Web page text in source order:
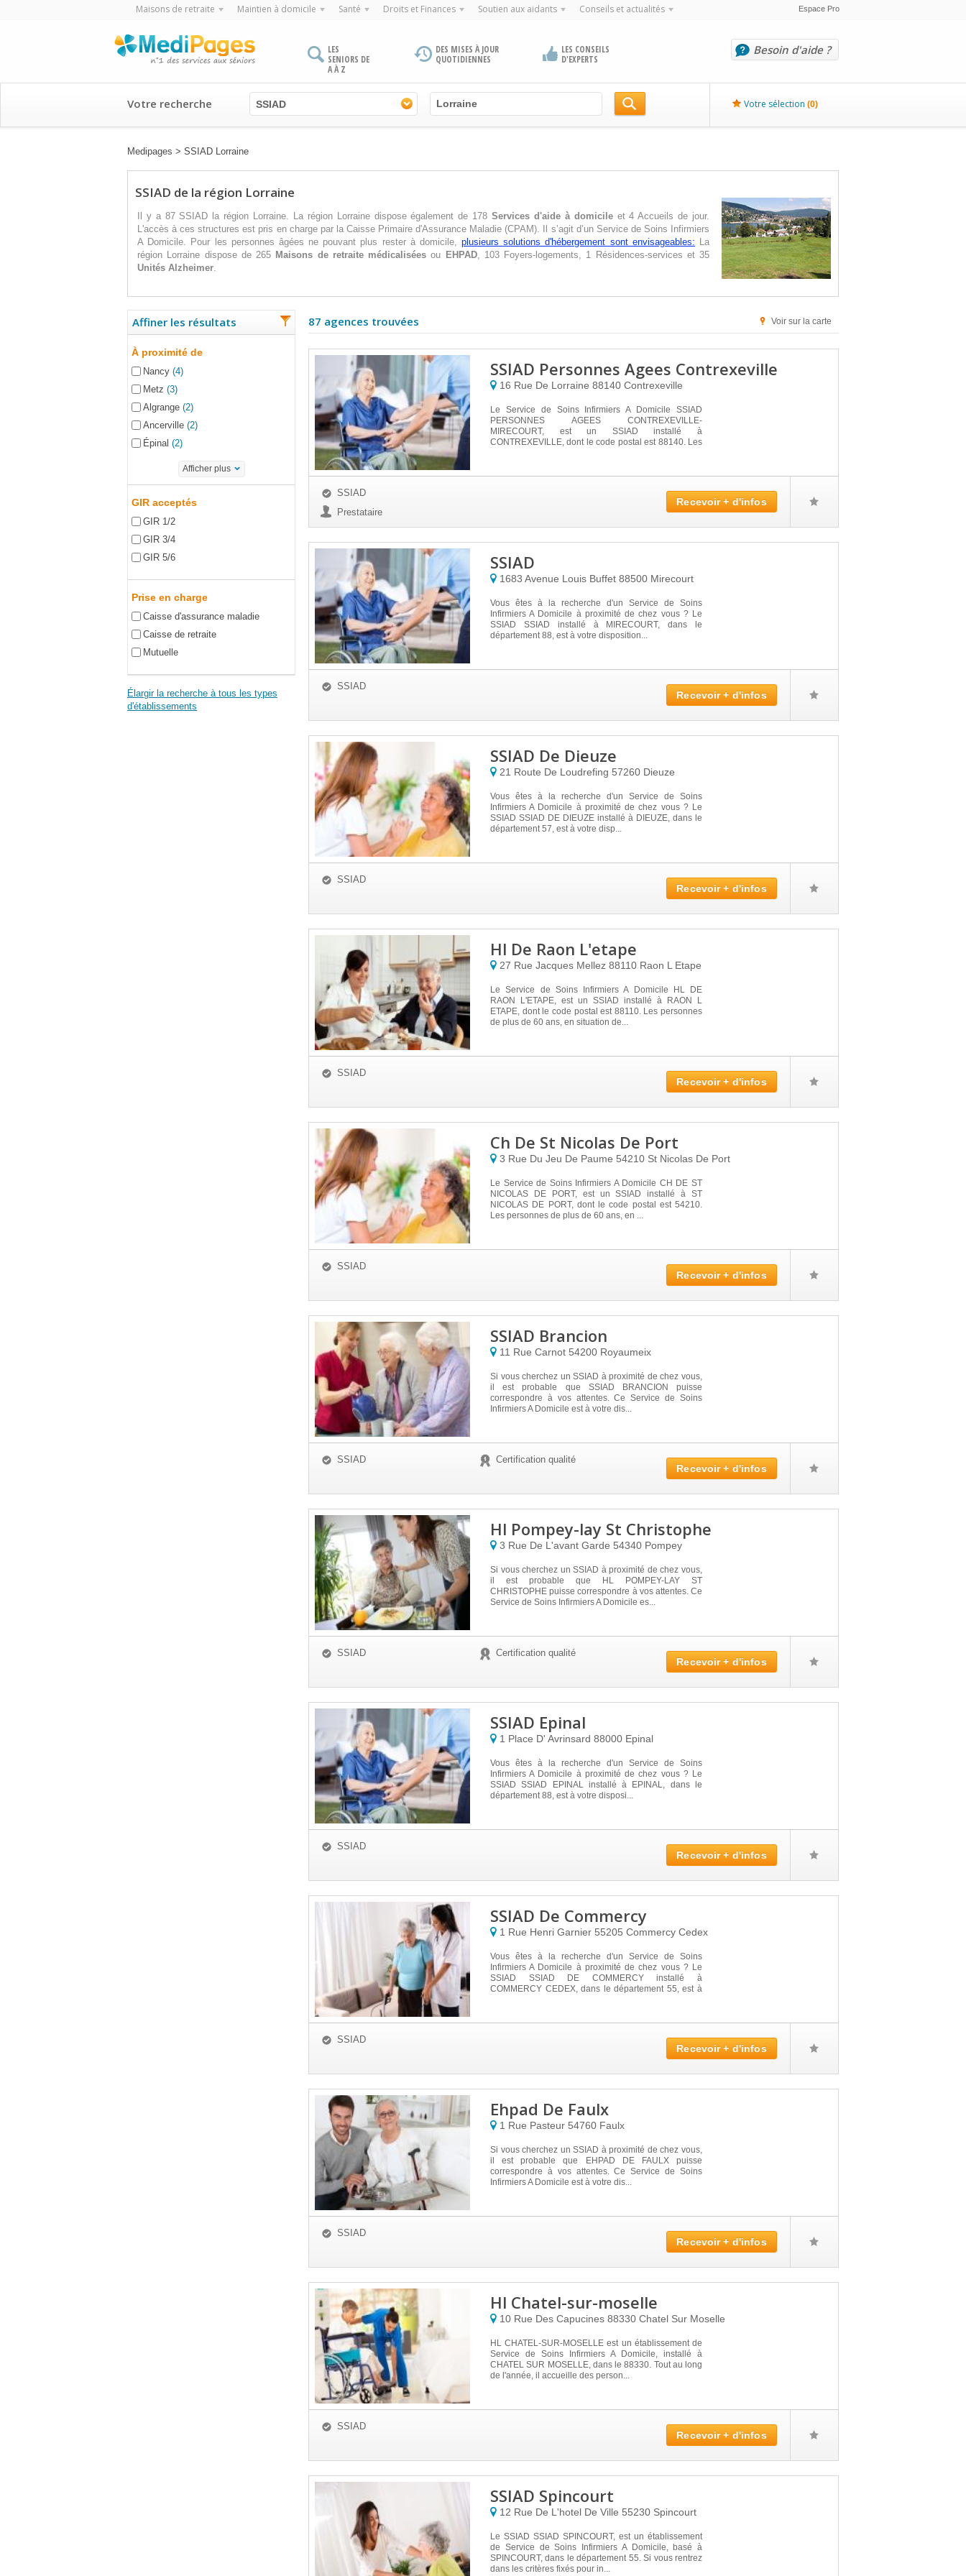
Maisons de retraite Maintien à domicile Santé Droits et Finances Soutien aux aidants Conseils et actualités Espace Pro
LES
SENIORS DE
A À Z
DES MISES À JOUR
QUOTIDIENNES
LES CONSEILS
D'EXPERTS
Besoin d'aide ?
Votre recherche SSIAD Votre sélection (0)
Medipages > SSIAD Lorraine
SSIAD de la région Lorraine
Il y a 87 SSIAD la région Lorraine. La région Lorraine dispose également de 178Services d'aide à domicileet 4 Accueils de jour.
L'accès à ces structures est pris en charge par la Caisse Primaire d'Assurance Maladie (CPAM). Il s’agit d’un Service de Soins Infirmiers
A Domicile. Pour les personnes âgées ne pouvant plus rester à domicile,plusieurs solutions d'hébergement sont envisageables: La
région Lorraine dispose de 265 Maisons de retraite médicalisées ou EHPAD, 103 Foyers-logements, 1 Résidences-services et 35
Unités Alzheimer.
Affiner les résultats
À proximité de
Nancy (4)
Metz (3)
Algrange (2)
Ancerville (2)
Épinal (2)
Afficher plus
GIR acceptés
GIR 1/2
GIR 3/4
GIR 5/6
Prise en charge
Caisse d'assurance maladie
Caisse de retraite
Mutuelle
Élargir la recherche à tous les types
d'établissements
87 agences trouvées Voir sur la carte
SSIAD Personnes Agees Contrexeville
16 Rue De Lorraine 88140 Contrexeville
Le Service de Soins Infirmiers A Domicile SSIAD
PERSONNES AGEES CONTREXEVILLE-
MIRECOURT, est un SSIAD installé à
CONTREXEVILLE, dont le code postal est 88140. Les
SSIAD
Prestataire
Recevoir + d'infos
SSIAD
1683 Avenue Louis Buffet 88500 Mirecourt
Vous êtes à la recherche d'un Service de Soins
Infirmiers A Domicile à proximité de chez vous ? Le
SSIAD SSIAD installé à MIRECOURT, dans le
département 88, est à votre disposition...
SSIAD
Recevoir + d'infos
SSIAD De Dieuze
21 Route De Loudrefing 57260 Dieuze
Vous êtes à la recherche d'un Service de Soins
Infirmiers A Domicile à proximité de chez vous ? Le
SSIAD SSIAD DE DIEUZE installé à DIEUZE, dans le
département 57, est à votre disp...
SSIAD
Recevoir + d'infos
Hl De Raon L'etape
27 Rue Jacques Mellez 88110 Raon L Etape
Le Service de Soins Infirmiers A Domicile HL DE
RAON L'ETAPE, est un SSIAD installé à RAON L
ETAPE, dont le code postal est 88110. Les personnes
de plus de 60 ans, en situation de...
SSIAD
Recevoir + d'infos
Ch De St Nicolas De Port
3 Rue Du Jeu De Paume 54210 St Nicolas De Port
Le Service de Soins Infirmiers A Domicile CH DE ST
NICOLAS DE PORT, est un SSIAD installé à ST
NICOLAS DE PORT, dont le code postal est 54210.
Les personnes de plus de 60 ans, en ...
SSIAD
Recevoir + d'infos
SSIAD Brancion
11 Rue Carnot 54200 Royaumeix
Si vous cherchez un SSIAD à proximité de chez vous,
il est probable que SSIAD BRANCION puisse
correspondre à vos attentes. Ce Service de Soins
Infirmiers A Domicile est à votre dis...
SSIAD Certification qualité
Recevoir + d'infos
Hl Pompey-lay St Christophe
3 Rue De L'avant Garde 54340 Pompey
Si vous cherchez un SSIAD à proximité de chez vous,
il est probable que HL POMPEY-LAY ST
CHRISTOPHE puisse correspondre à vos attentes. Ce
Service de Soins Infirmiers A Domicile es...
SSIAD Certification qualité
Recevoir + d'infos
SSIAD Epinal
1 Place D' Avrinsard 88000 Epinal
Vous êtes à la recherche d'un Service de Soins
Infirmiers A Domicile à proximité de chez vous ? Le
SSIAD SSIAD EPINAL installé à EPINAL, dans le
département 88, est à votre disposi...
SSIAD
Recevoir + d'infos
SSIAD De Commercy
1 Rue Henri Garnier 55205 Commercy Cedex
Vous êtes à la recherche d'un Service de Soins
Infirmiers A Domicile à proximité de chez vous ? Le
SSIAD SSIAD DE COMMERCY installé à
COMMERCY CEDEX, dans le département 55, est à
SSIAD
Recevoir + d'infos
Ehpad De Faulx
1 Rue Pasteur 54760 Faulx
Si vous cherchez un SSIAD à proximité de chez vous,
il est probable que EHPAD DE FAULX puisse
correspondre à vos attentes. Ce Service de Soins
Infirmiers A Domicile est à votre dis...
SSIAD
Recevoir + d'infos
Hl Chatel-sur-moselle
10 Rue Des Capucines 88330 Chatel Sur Moselle
HL CHATEL-SUR-MOSELLE est un établissement de
Service de Soins Infirmiers A Domicile, installé à
CHATEL SUR MOSELLE, dans le 88330. Tout au long
de l'année, il accueille des person...
SSIAD
Recevoir + d'infos
SSIAD Spincourt
12 Rue De L'hotel De Ville 55230 Spincourt
Le SSIAD SSIAD SPINCOURT, est un établissement
de Service de Soins Infirmiers A Domicile, basé à
SPINCOURT, dans le département 55. Si vous rentrez
dans les critères fixés pour in...